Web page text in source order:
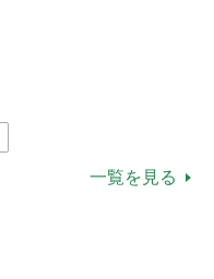
一覧を見る